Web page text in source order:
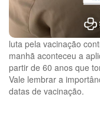
luta pela vacinação
manhã aconteceu a
partir de 60 anos que
Vale lembrar a
datas de vacinação.